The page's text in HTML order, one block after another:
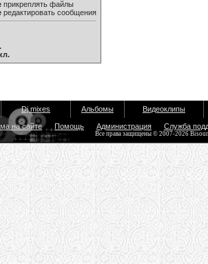
прикреплять файлы
редактировать сообщения
Dj mixes Альбомы Видеоклипы
на сайте Помощь Администрация Служба
Все права защищены © 2007-2026